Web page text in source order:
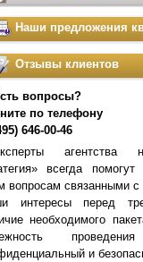
Наши предложения
Отзывы клиентов
вопросы?
по телефону
646-00-46
агентства
всегда
вопросам связанными
интересы перед
необходимого
и